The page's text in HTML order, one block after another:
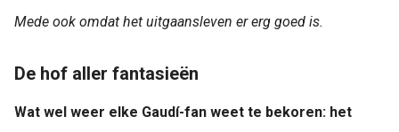
Mede ook omdat het uitgaansleven er erg goed is.
De hof aller fantasieën
Wat wel weer elke Gaudí-fan weet te bekoren: het